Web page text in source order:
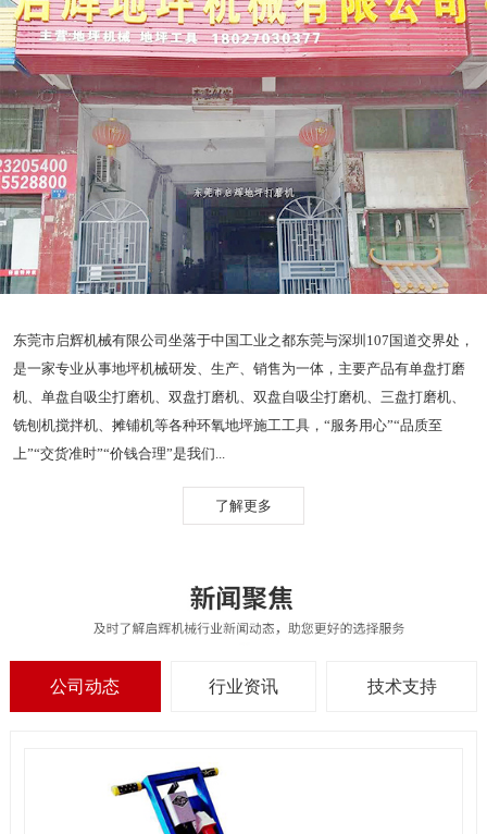
东莞市启辉机械有限公司坐落于中国工业之都东莞与深圳107国道交界处，
是一家专业从事地坪机械研发、生产、销售为一体，主要产品有单盘打磨
机、单盘自吸尘打磨机、双盘打磨机、双盘自吸尘打磨机、三盘打磨机、
铣刨机搅拌机、摊铺机等各种环氧地坪施工工具，“服务用心”“品质至
上”“交货准时”“价钱合理”是我们...
了解更多
公司动态 行业资讯 技术支持